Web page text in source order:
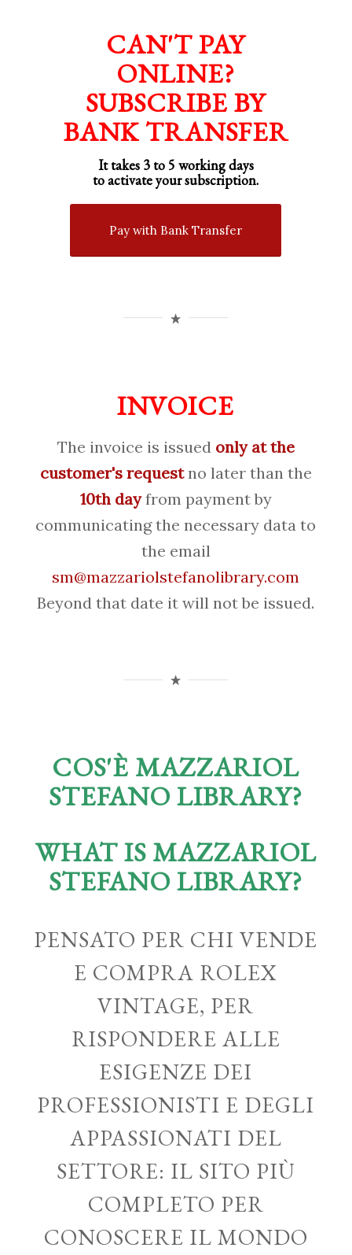
CAN'T PAY
ONLINE?
SUBSCRIBE BY
BANK TRANSFER
It takes 3 to 5 working days
to activate your subscription.
Pay with Bank Transfer
INVOICE
The invoice is issued only at the
customer's requestno later than the
10th dayfrom payment by
communicating the necessary data to
the email
sm@mazzariolstefanolibrary.com
Beyond that date it will not be issued.
COS'È MAZZARIOL
STEFANO LIBRARY?
WHAT IS MAZZARIOL
STEFANO LIBRARY?
PENSATO PER CHI VENDE
E COMPRA ROLEX
VINTAGE, PER
RISPONDERE ALLE
ESIGENZE DEI
PROFESSIONISTI E DEGLI
APPASSIONATI DEL
SETTORE: IL SITO PIÙ
COMPLETO PER
CONOSCERE IL MONDO